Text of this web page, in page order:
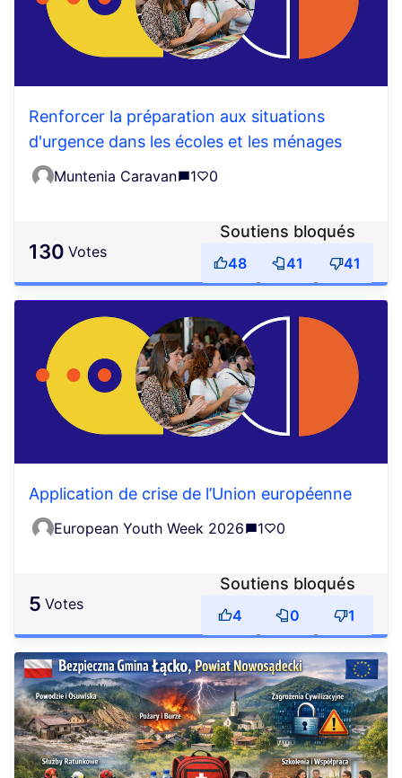
Renforcer la préparation aux situations
d'urgence dans les écoles et les ménages
Muntenia Caravan 1 0
130 votes
Soutiens bloqués
48 41 41
Application de crise de l’Union européenne
European Youth Week 2026 1 0
5 votes
Soutiens bloqués
4 0 1